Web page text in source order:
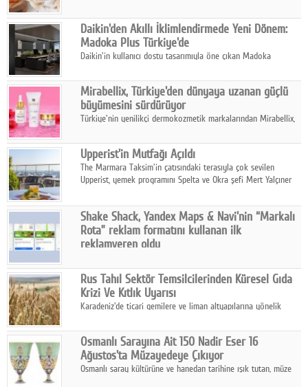
ıhlamur gibi içeceklerde tercih ettiğini ortaya koyuyor.
Daikin'den Akıllı İklimlendirmede Yeni Dönem:
Madoka Plus Türkiye'de
Daikin'in kullanıcı dostu tasarımıyla öne çıkan Madoka
kontrol ünitesi Madoka Plus Türkiye'de satışa sunuldu.
Mirabellix, Türkiye'den dünyaya uzanan güçlü
büyümesini sürdürüyor
Türkiye'nin yenilikçi dermokozmetik markalarından Mirabellix,
ürünleriyle hem yurt içinde hem de uluslararası pazarlarda
büyümesini sürdürüyor.
Upperist'in Mutfağı Açıldı
The Marmara Taksim'in çatısındaki terasıyla çok sevilen
Upperist, yemek programını Spelta ve Okra şefi Mert Yalçıner
Shake Shack, Yandex Maps & Navi'nin “Markalı
Rota” reklam formatını kullanan ilk
reklamveren oldu
artırmak amacıyla Cereyan Medya ve Yandex Ads iş birliğiyle
Yandex Maps & Navi'nin yeni "Markalı Rota" reklam formatını
kullanan ilk marka oldu.
Rus Tahıl Sektör Temsilcilerinden Küresel Gıda
Krizi Ve Kıtlık Uyarısı
Karadeniz'de ticari gemilere ve liman altyapılarına yönelik
geçirdi.
Osmanlı Sarayına Ait 150 Nadir Eser 16
Ağustos'ta Müzayedeye Çıkıyor
Osmanlı saray kültürüne ve hanedan tarihine ışık tutan, müze